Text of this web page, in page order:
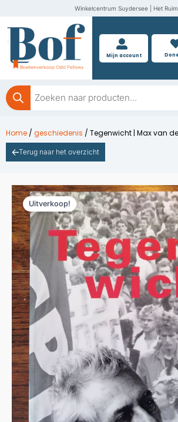
inhoud
Winkelcentrum Suydersee | Het
Mijn account
Producten
zoeken
Home / geschiedenis / Tegenwicht | Max van
Terug naar het overzicht
Uitverkoop!